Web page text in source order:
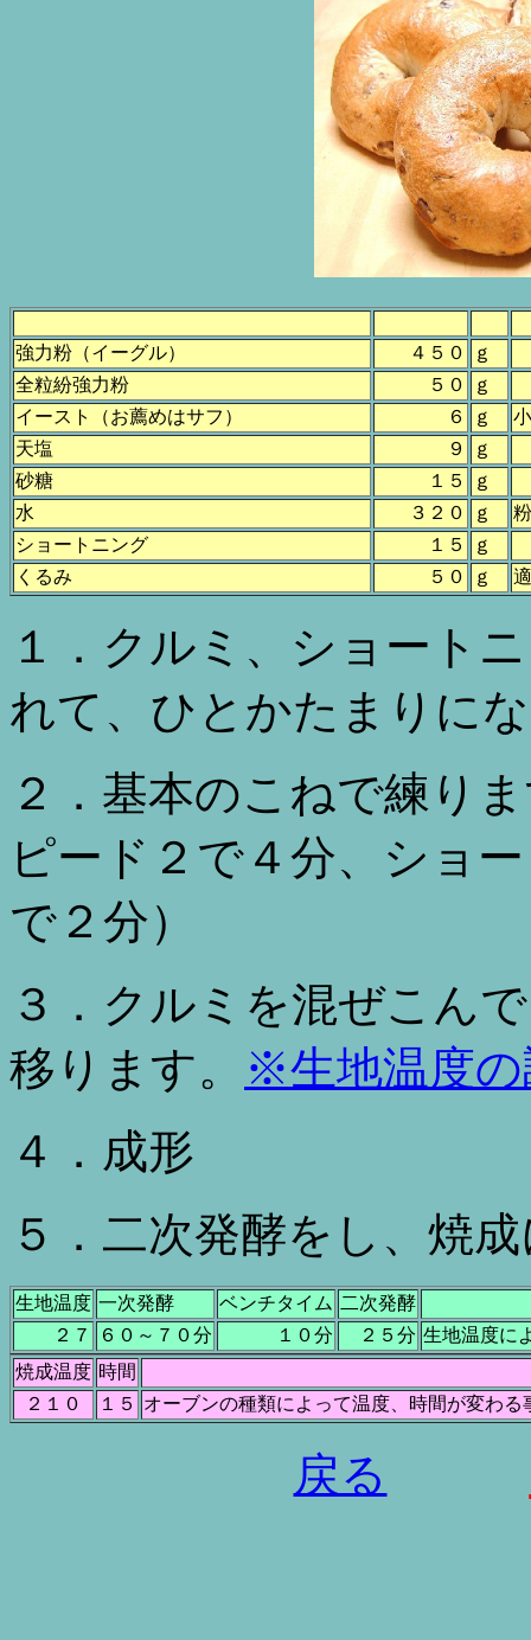
強力粉（イーグル） ４５０
ｇ
全粒紛強力粉
５０
ｇ
イースト（お薦めはサフ）
６ ｇ
天塩
９
ｇ
砂糖
１５
ｇ
水
３２０ ｇ
ショートニング
１５
ｇ
くるみ
５０ ｇ
１．クルミ、ショート
れて、ひとかたまりに
２．基本のこねで練り
ピード２で４分、ショ
で２分）
３．クルミを混ぜこん
移ります。
※生地温度の
４．成形
５．二次発酵をし、焼
生地温度 一次発酵 ベンチタイム 二次発酵
２７
６０～７０分 １０分 ２５分 生地温度に
焼成温度 時間
２１０
１５ オーブンの種類によって温度、時間が変わる
戻る